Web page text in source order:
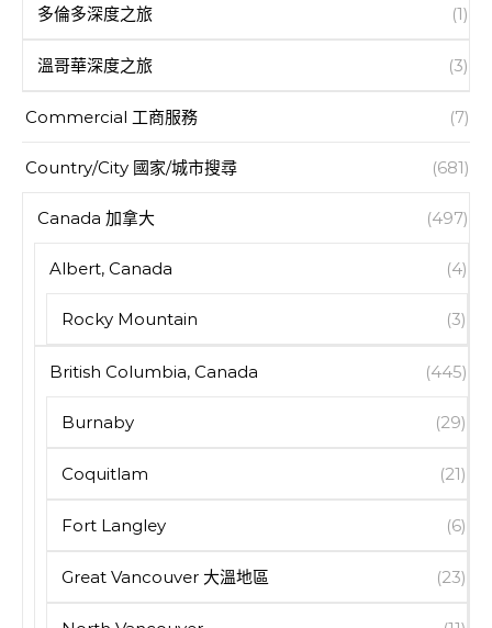
多倫多深度之旅 (1)
溫哥華深度之旅 (3)
Commercial 工商服務 (7)
Country/City 國家/城市搜尋 (681)
Canada 加拿大 (497)
Albert, Canada (4)
Rocky Mountain (3)
British Columbia, Canada (445)
Burnaby (29)
Coquitlam (21)
Fort Langley (6)
Great Vancouver 大溫地區 (23)